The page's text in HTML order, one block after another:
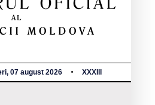
07 august 2026 XXXIII